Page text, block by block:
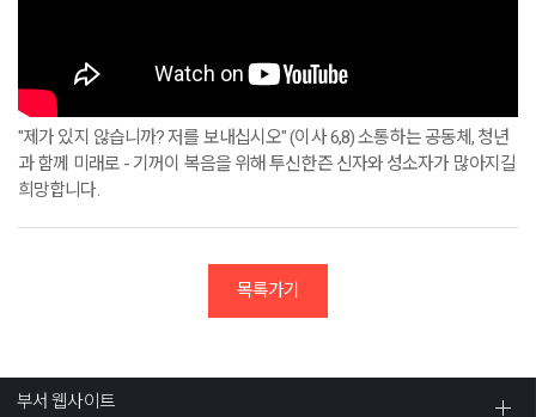
"제가 있지 않습니까? 저를 보내십시오" (이사 6,8) 소통하는 공동체, 청년
과 함께 미래로 - 기꺼이 복음을 위해 투신한즌 신자와 성소자가 많아지길
희망합니다.
목록가기
부서 웹사이트